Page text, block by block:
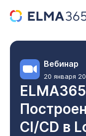
Вебинар
20 января
CI/CD в